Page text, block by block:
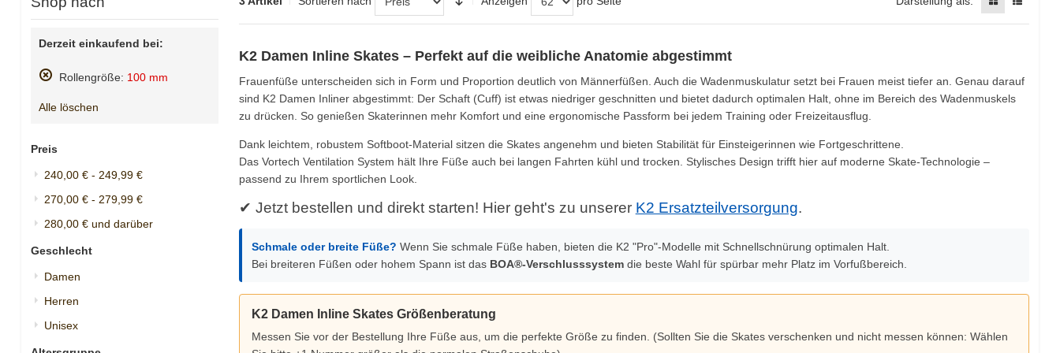
K2 Damen Inline Skates – Perfekt auf die weibliche Anatomie abgestimmt
Frauenfüße unterscheiden sich in Form und Proportion deutlich von Männerfüßen. Auch die Wadenmuskulatur setzt bei Frauen meist tiefer an. Genau darauf
sind K2 Damen Inliner abgestimmt: Der Schaft (Cuff) ist etwas niedriger geschnitten und bietet dadurch optimalen Halt, ohne im Bereich des Wadenmuskels
zu drücken. So genießen Skaterinnen mehr Komfort und eine ergonomische Passform bei jedem Training oder Freizeitausflug.
Dank leichtem, robustem Softboot-Material sitzen die Skates angenehm und bieten Stabilität für Einsteigerinnen wie Fortgeschrittene.
Das Vortech Ventilation System hält Ihre Füße auch bei langen Fahrten kühl und trocken. Stylisches Design trifft hier auf moderne Skate-Technologie –
passend zu Ihrem sportlichen Look.
✔ Jetzt bestellen und direkt starten! Hier geht's zu unserer K2 Ersatzteilversorgung.
Schmale oder breite Füße? Wenn Sie schmale Füße haben, bieten die K2 "Pro"-Modelle mit Schnellschnürung optimalen Halt.
Bei breiteren Füßen oder hohem Spann ist das BOA®-Verschlusssystemdie beste Wahl für spürbar mehr Platz im Vorfußbereich.
K2 Damen Inline Skates Größenberatung
Messen Sie vor der Bestellung Ihre Füße aus, um die perfekte Größe zu finden. (Sollten Sie die Skates verschenken und nicht messen können: Wählen
Derzeit einkaufend bei:
Rollengröße: 100 mm
Gegenstand
Alle löschen
Preis
240,00 €- 249,99 €
270,00 €- 279,99 €
280,00 €und darüber
Geschlecht
Damen
Herren
Unisex